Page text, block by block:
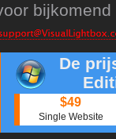
De
$49
Single Website